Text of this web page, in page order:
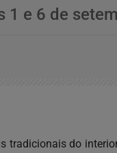
e 6 de
tradicionais do